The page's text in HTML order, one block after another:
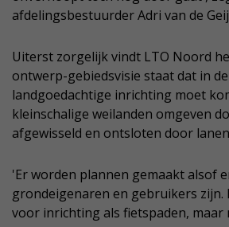
afdelingsbestuurder Adri van de
Uiterst zorgelijk vindt LTO Noord
ontwerp-gebiedsvisie staat dat in
landgoedachtige inrichting moet
kleinschalige weilanden omgeven
afgewisseld en ontsloten door
'Er worden plannen gemaakt alsof
grondeigenaren en gebruikers zijn.
voor inrichting als fietspaden, maar